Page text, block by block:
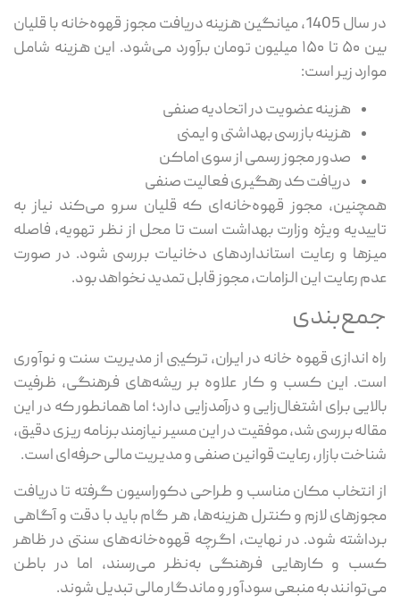
در سال 1405، میانگین هزینه دریافت مجوز قهوه‌خانه با قلیان
بین ۵۰ تا ۱۵۰ میلیون تومان برآورد می‌شود. این هزینه شامل
موارد زیر است:
هزینه عضویت در اتحادیه صنفی
هزینه بازرسی بهداشتی و ایمنی
صدور مجوز رسمی از سوی اماکن
دریافت کد رهگیری فعالیت صنفی
همچنین، مجوز قهوه‌خانه‌ای که قلیان سرو می‌کند نیاز به
تاییدیه ویژه وزارت بهداشت است تا محل از نظر تهویه، فاصله
میزها و رعایت استانداردهای دخانیات بررسی شود. در صورت
عدم رعایت این الزامات، مجوز قابل تمدید نخواهد بود.
جمع‌بندی
راه اندازی قهوه خانه در ایران، ترکیبی از مدیریت سنت و نوآوری
است. این کسب و کار علاوه بر ریشه‌های فرهنگی، ظرفیت
بالایی برای اشتغال‌زایی و درآمدزایی دارد؛ اما همانطور که در این
مقاله بررسی شد، موفقیت در این مسیر نیازمند برنامه ریزی دقیق،
شناخت بازار، رعایت قوانین صنفی و مدیریت مالی حرفه‌ای است.
از انتخاب مکان مناسب و طراحی دکوراسیون گرفته تا دریافت
مجوزهای لازم و کنترل هزینه‌ها، هر گام باید با دقت و آگاهی
برداشته شود. در نهایت، اگرچه قهوه‌خانه‌های سنتی در ظاهر
کسب و کارهایی فرهنگی به‌نظر می‌رسند، اما در باطن
می‌توانند به منبعی سودآور و ماندگار مالی تبدیل شوند.